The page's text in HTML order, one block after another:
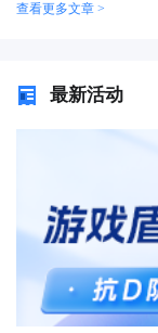
放式管理，下面的技
取证上就缺乏依据
发现并纠正员工的
的远程管理功能可以
限、升级系统等操作
运行情况，及时发
可以通过加密存储数
数据进行加密处理，
可靠。 第四，堡垒
统等）进行联动，形
况，灵活配置这些
提供有力保障。堡垒
等保合规已经成为企
资产权限、全程监控
速有效的定位原因和
的核心功能是用于实
运维人员的所有操作
审计的目的，同时堡
于运维操作人员相当
接到堡垒机，然后向
查后，堡垒机的应用
后目标设备将操作结
维操作人员。通过这
来，建立了从“运维
备”的管理模式，解决
查看更多文章 >
最新活动